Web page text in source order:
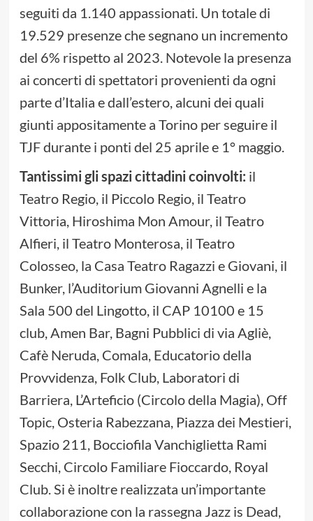
seguiti da 1.140 appassionati. Un totale di
19.529 presenze che segnano un incremento
del 6% rispetto al 2023. Notevole la presenza
ai concerti di spettatori provenienti da ogni
parte d’Italia e dall’estero, alcuni dei quali
giunti appositamente a Torino per seguire il
TJF durante i ponti del 25 aprile e 1° maggio.
Tantissimi gli spazi cittadini coinvolti: il
Teatro Regio, il Piccolo Regio, il Teatro
Vittoria, Hiroshima Mon Amour, il Teatro
Alfieri, il Teatro Monterosa, il Teatro
Colosseo, la Casa Teatro Ragazzi e Giovani, il
Bunker, l’Auditorium Giovanni Agnelli e la
Sala 500 del Lingotto, il CAP 10100 e 15
club, Amen Bar, Bagni Pubblici di via Agliè,
Cafè Neruda, Comala, Educatorio della
Provvidenza, Folk Club, Laboratori di
Barriera, L’Arteficio (Circolo della Magia), Off
Topic, Osteria Rabezzana, Piazza dei Mestieri,
Spazio 211, Bocciofila Vanchiglietta Rami
Secchi, Circolo Familiare Fioccardo, Royal
Club. Si è inoltre realizzata un’importante
collaborazione con la rassegna Jazz is Dead,